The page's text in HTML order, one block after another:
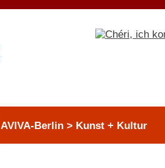
AVIVA-Berlin > Kunst + Kultur